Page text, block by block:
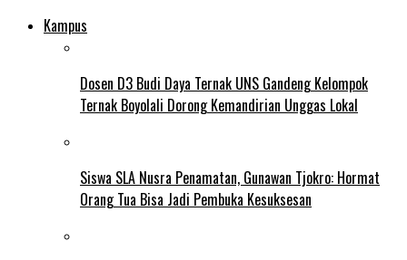
Kampus
Dosen D3 Budi Daya Ternak UNS Gandeng Kelompok
Ternak Boyolali Dorong Kemandirian Unggas Lokal
Siswa SLA Nusra Penamatan, Gunawan Tjokro: Hormat
Orang Tua Bisa Jadi Pembuka Kesuksesan